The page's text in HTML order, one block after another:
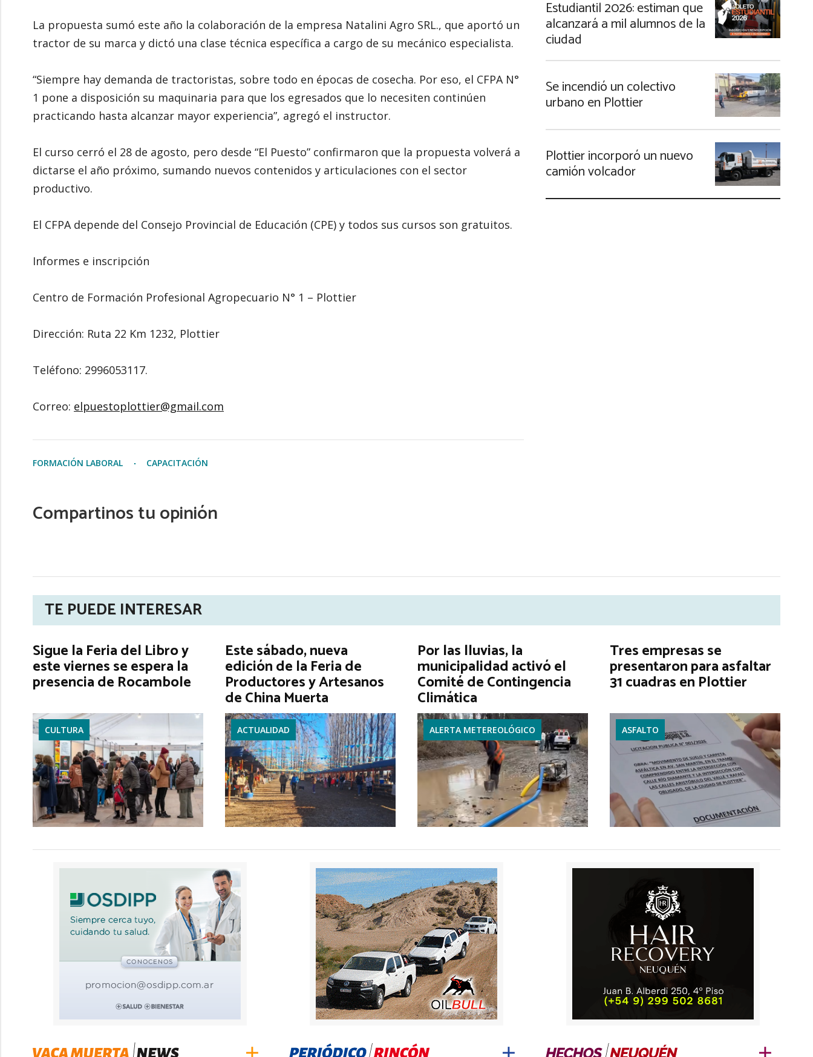
La propuesta sumó este año la colaboración de la empresa Natalini Agro SRL., que aportó un
tractor de su marca y dictó una clase técnica específica a cargo de su mecánico especialista.
“Siempre hay demanda de tractoristas, sobre todo en épocas de cosecha. Por eso, el CFPA N°
1 pone a disposición su maquinaria para que los egresados que lo necesiten continúen
practicando hasta alcanzar mayor experiencia”, agregó el instructor.
El curso cerró el 28 de agosto, pero desde “El Puesto” confirmaron que la propuesta volverá a
dictarse el año próximo, sumando nuevos contenidos y articulaciones con el sector
productivo.
El CFPA depende del Consejo Provincial de Educación (CPE) y todos sus cursos son gratuitos.
Informes e inscripción
Centro de Formación Profesional Agropecuario N° 1 – Plottier
Dirección: Ruta 22 Km 1232, Plottier
Teléfono: 2996053117.
Correo: elpuestoplottier@gmail.com
FORMACIÓN LABORAL CAPACITACIÓN
Compartinos tu opinión
Estudiantil 2026: estiman que
alcanzará a mil alumnos de la
ciudad
Se incendió un colectivo
urbano en Plottier
Plottier incorporó un nuevo
camión volcador
TE PUEDE INTERESAR
Sigue la Feria del Libro y
este viernes se espera la
presencia de Rocambole
CULTURA
Este sábado, nueva
edición de la Feria de
Productores y Artesanos
de China Muerta
ACTUALIDAD
Por las lluvias, la
municipalidad activó el
Comité de Contingencia
Climática
ALERTA METEREOLÓGICO
Tres empresas se
presentaron para asfaltar
31 cuadras en Plottier
ASFALTO